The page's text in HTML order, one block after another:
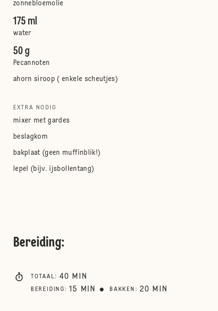
zonnebloemolie
175 ml
water
50 g
Pecannoten
ahorn siroop ( enkele scheutjes)
EXTRA NODIG
mixer met gardes
beslagkom
bakplaat (geen muffinblik!)
lepel (bijv. ijsbollentang)
Bereiding:
TOTAAL : 40 MIN
BEREIDING : 15 MIN BAKKEN : 20 MIN